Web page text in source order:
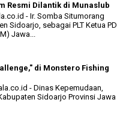
Resmi Dilantik di Munaslub
- Ir. Somba Situmorang
Sidoarjo, sebagai PLT Ketua PD
Jawa...
di Monstero Fishing
- Dinas Kepemudaan,
Sidoarjo Provinsi Jawa